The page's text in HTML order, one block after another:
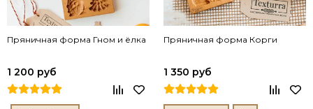
Пряничная форма Гном и ёлка
1 200 руб
Пряничная форма Корги
1 350 руб